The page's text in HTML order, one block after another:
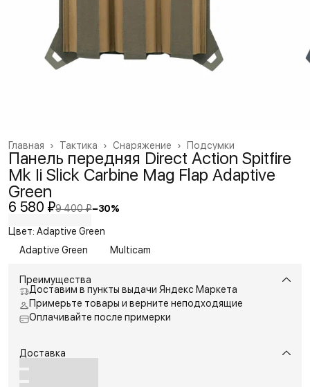
Подсумки
Снаряжение ›
Тактика ›
Главная ›
Панель передняя Direct Action Spitfire
Mk Ii Slick Carbine Mag Flap Adaptive
Green
6 580 ₽9 400 ₽−30%
Цвет: Adaptive Green
Adaptive Green
Multicam
Преимущества
Доставим в пункты выдачи Яндекс Маркета
Примерьте товары и верните неподходящие
Оплачивайте после примерки
Доставка